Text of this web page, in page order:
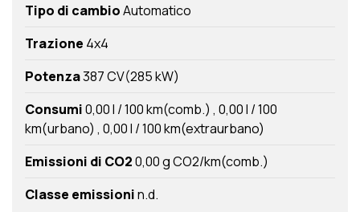
Tipo di cambioAutomatico
Trazione 4x4
Potenza387 CV(285 kW)
Consumi0,00 l / 100 km(comb.) 0,00 l / 100
km(urbano) 0,00 l / 100 km(extraurbano)
Emissioni di CO20,00 g CO2/km(comb.)
Classe emissionin.d.